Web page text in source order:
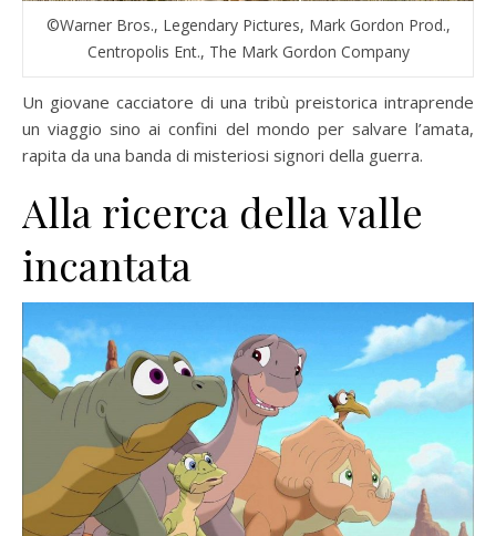
©Warner Bros., Legendary Pictures, Mark Gordon Prod.,
Centropolis Ent., The Mark Gordon Company
Un giovane cacciatore di una tribù preistorica intraprende
un viaggio sino ai confini del mondo per salvare l’amata,
rapita da una banda di misteriosi signori della guerra.
Alla ricerca della valle
incantata